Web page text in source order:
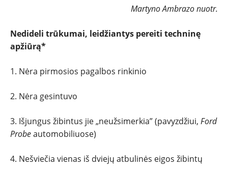
Martyno Ambrazo nuotr.
Nedideli trūkumai, leidžiantys pereiti techninę
apžiūrą*
1. Nėra pirmosios pagalbos rinkinio
2. Nėra gesintuvo
3. Išjungus žibintus jie „neužsimerkia” (pavyzdžiui, Ford
Probeautomobiliuose)
4. Nešviečia vienas iš dviejų atbulinės eigos žibintų